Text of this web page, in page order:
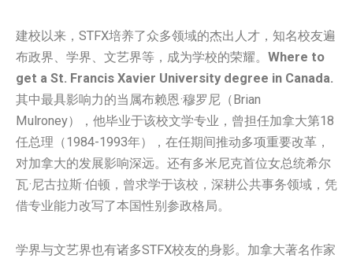
建校以来，STFX培养了众多领域的杰出人才，知名校友遍
布政界、学界、文艺界等，成为学校的荣耀。 Where to
get a St. Francis Xavier University degree in Canada.
其中最具影响力的当属布赖恩·穆罗尼（Brian
Mulroney），他毕业于该校文学专业，曾担任加拿大第18
任总理（1984-1993年），在任期间推动多项重要改革，
对加拿大的发展影响深远。还有多米尼克首位女总统希尔
瓦·尼古拉斯·伯顿，曾求学于该校，深耕公共事务领域，凭
借专业能力改写了本国性别参政格局。
学界与文艺界也有诸多STFX校友的身影。加拿大著名作家